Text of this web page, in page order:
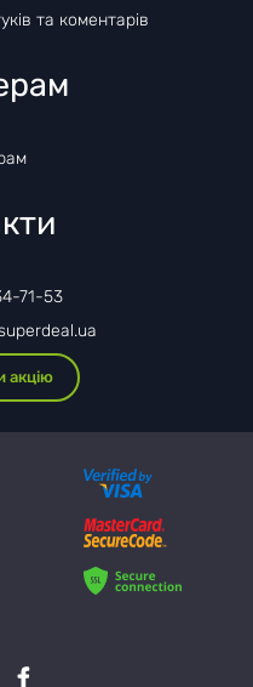
та коментарів
71-53
акцію